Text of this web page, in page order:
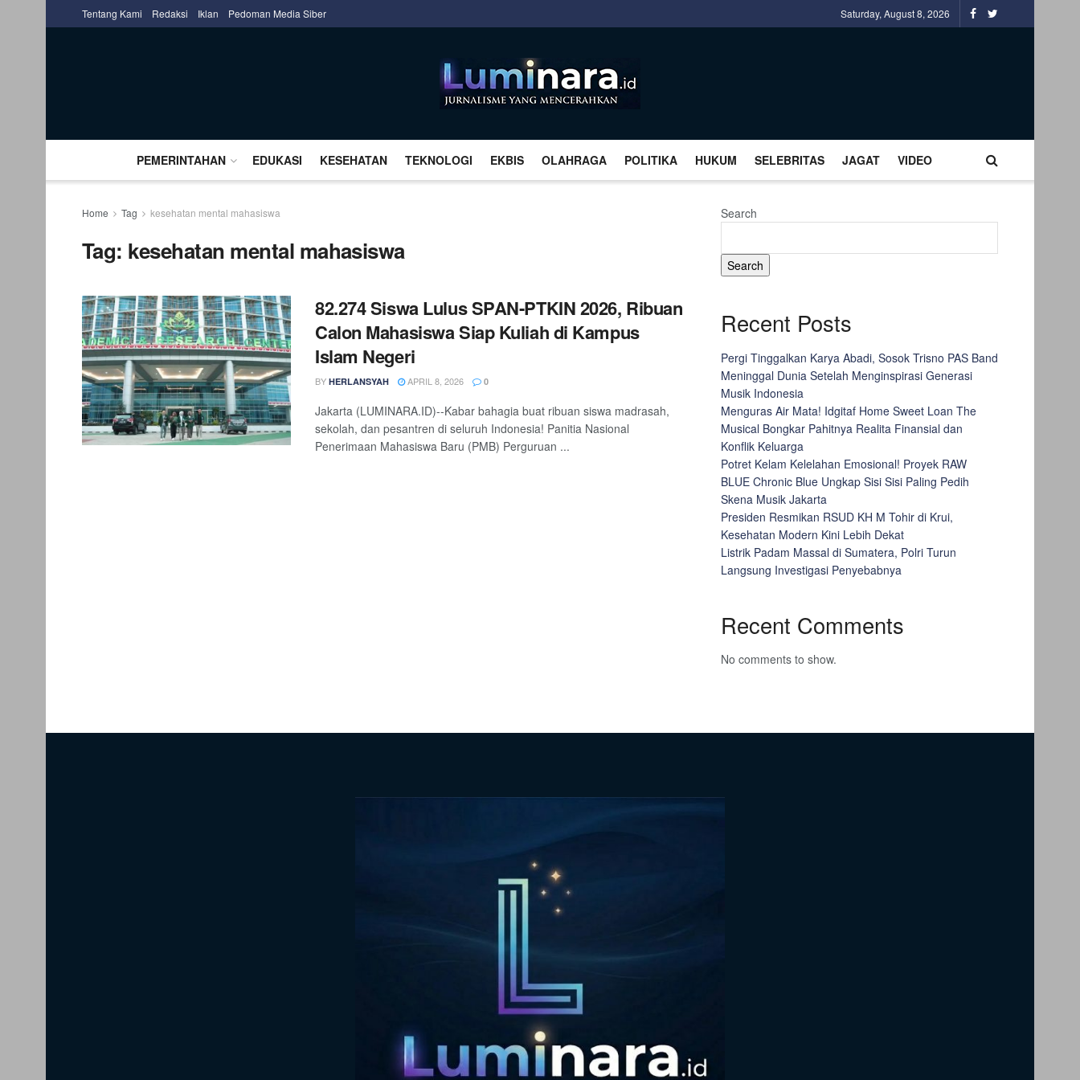
Tentang Kami Redaksi Iklan Pedoman Media Siber Saturday, August 8, 2026
PEMERINTAHAN EDUKASI KESEHATAN TEKNOLOGI EKBIS OLAHRAGA POLITIKA HUKUM SELEBRITAS JAGAT VIDEO
Home Tag kesehatan mental mahasiswa
Tag: kesehatan mental mahasiswa
82.274 Siswa Lulus SPAN-PTKIN 2026, Ribuan
Calon Mahasiswa Siap Kuliah di Kampus
Islam Negeri
BY HERLANSYAH APRIL 8, 2026 0
Jakarta (LUMINARA.ID)--Kabar bahagia buat ribuan siswa madrasah,
sekolah, dan pesantren di seluruh Indonesia! Panitia Nasional
Penerimaan Mahasiswa Baru (PMB) Perguruan ...
Search
Search
Recent Posts
Pergi Tinggalkan Karya Abadi, Sosok Trisno PAS Band
Meninggal Dunia Setelah Menginspirasi Generasi
Musik Indonesia
Menguras Air Mata! Idgitaf Home Sweet Loan The
Musical Bongkar Pahitnya Realita Finansial dan
Konflik Keluarga
Potret Kelam Kelelahan Emosional! Proyek RAW
BLUE Chronic Blue Ungkap Sisi Sisi Paling Pedih
Skena Musik Jakarta
Presiden Resmikan RSUD KH M Tohir di Krui,
Kesehatan Modern Kini Lebih Dekat
Listrik Padam Massal di Sumatera, Polri Turun
Langsung Investigasi Penyebabnya
Recent Comments
No comments to show.